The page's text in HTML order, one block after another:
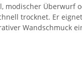
modischer Überwurf
trocknet. Er
Wandschmuck